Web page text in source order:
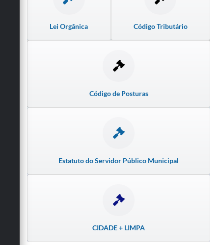
Lei Orgânica Código Tributário
Código de Posturas
Estatuto do Servidor Público Municipal
CIDADE + LIMPA